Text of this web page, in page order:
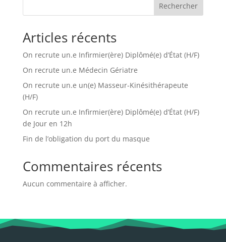
Rechercher
Articles récents
On recrute un.e Infirmier(ère) Diplômé(e) d’État (H/F)
On recrute un.e Médecin Gériatre
On recrute un.e un(e) Masseur-Kinésithérapeute
(H/F)
On recrute un.e Infirmier(ère) Diplômé(e) d’État (H/F)
de Jour en 12h
Fin de l’obligation du port du masque
Commentaires récents
Aucun commentaire à afficher.